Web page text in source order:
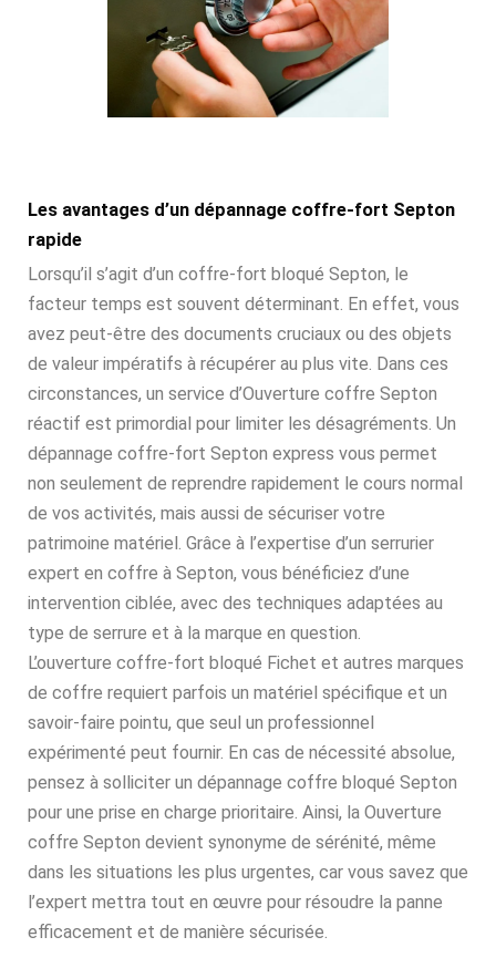
Les avantages d’un dépannage coffre-fort Septon
rapide
Lorsqu’il s’agit d’un coffre-fort bloqué Septon, le
facteur temps est souvent déterminant. En effet, vous
avez peut-être des documents cruciaux ou des objets
de valeur impératifs à récupérer au plus vite. Dans ces
circonstances, un service d’Ouverture coffre Septon
réactif est primordial pour limiter les désagréments. Un
dépannage coffre-fort Septon express vous permet
non seulement de reprendre rapidement le cours normal
de vos activités, mais aussi de sécuriser votre
patrimoine matériel. Grâce à l’expertise d’un serrurier
expert en coffre à Septon, vous bénéficiez d’une
intervention ciblée, avec des techniques adaptées au
type de serrure et à la marque en question.
L’ouverture coffre-fort bloqué Fichet et autres marques
de coffre requiert parfois un matériel spécifique et un
savoir-faire pointu, que seul un professionnel
expérimenté peut fournir. En cas de nécessité absolue,
pensez à solliciter un dépannage coffre bloqué Septon
pour une prise en charge prioritaire. Ainsi, la Ouverture
coffre Septon devient synonyme de sérénité, même
dans les situations les plus urgentes, car vous savez que
l’expert mettra tout en œuvre pour résoudre la panne
efficacement et de manière sécurisée.